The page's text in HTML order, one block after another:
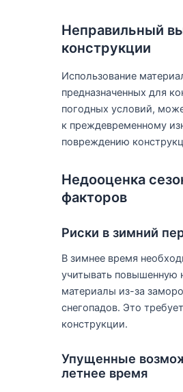
Неправильный
конструкции
Использование
предназначенных для
погодных условий,
к преждевременному
повреждению
Недооценка
факторов
Риски в зимний
В зимнее время
учитывать повышенную
материалы из-за
снегопадов. Это
конструкции.
Упущенные
летнее время